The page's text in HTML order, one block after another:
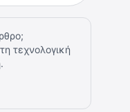
τεχνολογική